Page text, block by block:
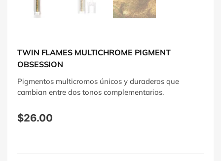
TWIN FLAMES MULTICHROME PIGMENT
OBSESSION
Pigmentos multicromos únicos y duraderos que
cambian entre dos tonos complementarios.
$26.00